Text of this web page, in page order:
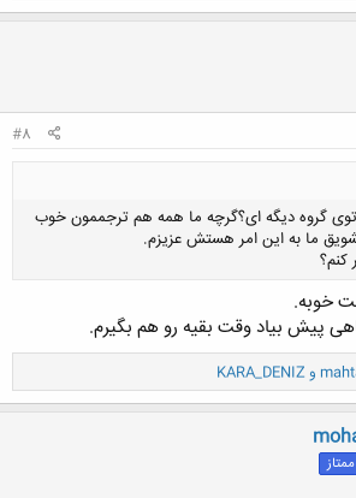
#8
گروه دیگه ای؟گرچه ما همه هم ترجممون خوب
ما به این امر هستش عزیزم.
کنم؟
کلیک کنید تا باز شود...
خوبه.
پیش بیاد وقت بقیه رو هم بگیرم.
و KARA_DENIZ